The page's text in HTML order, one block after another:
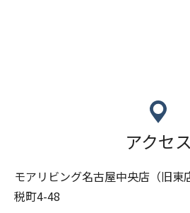
アクセス
モアリビング名古屋中央店（旧東
税町4-48